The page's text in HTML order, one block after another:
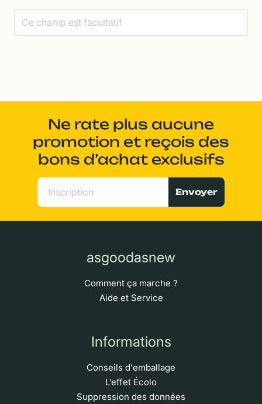
Ne rate plus aucune
promotion et reçois des
bons d’achat exclusifs
Envoyer
asgoodasnew
Comment ça marche ?
Aide et Service
Informations
Conseils d'emballage
L’effet Écolo
Suppression des données